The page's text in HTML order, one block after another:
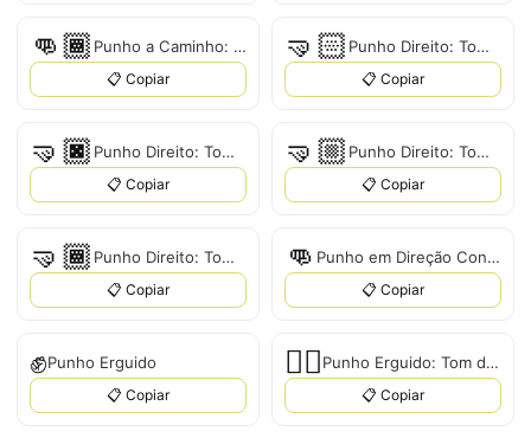
👊🏾 Punho a Caminho: Tom de Pele Médio-Escuro
📋 Copiar
🤜🏻 Punho Direito: Tom de Pele Claro
📋 Copiar
🤜🏿 Punho Direito: Tom de Pele Escuro
📋 Copiar
🤜🏼 Punho Direito: Tom de Pele Médio-Claro
📋 Copiar
🤜🏾 Punho Direito: Tom de Pele Médio-Escuro
📋 Copiar
👊 Punho em Direção Contrária
📋 Copiar
✊Punho Erguido
📋 Copiar
✊🏻 Punho Erguido: Tom de Pele Claro
📋 Copiar